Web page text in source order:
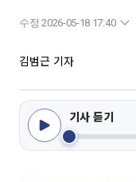
수정 2026-05-18 17:40
김범근 기자
기사 듣기